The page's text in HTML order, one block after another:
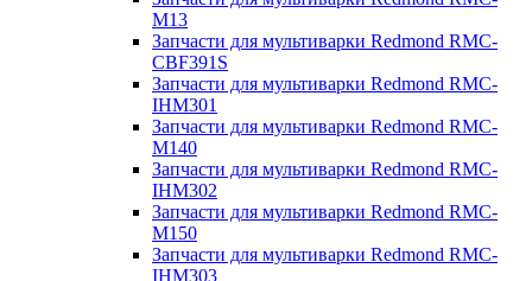
M13
Запчасти для мультиварки Redmond RMC-
CBF391S
Запчасти для мультиварки Redmond RMC-
IHM301
Запчасти для мультиварки Redmond RMC-
M140
Запчасти для мультиварки Redmond RMC-
IHM302
Запчасти для мультиварки Redmond RMC-
M150
Запчасти для мультиварки Redmond RMC-
IHM303